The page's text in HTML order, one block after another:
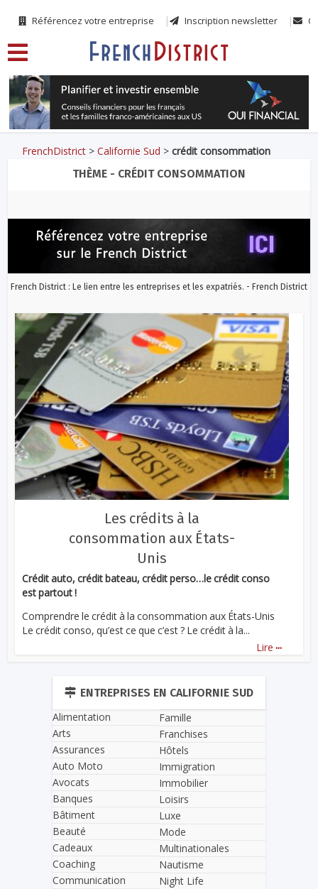
Référencez votre entreprise Inscription newsletter
FrenchDistrict >Californie Sud >crédit consommation
THÈME - CRÉDIT CONSOMMATION
French District : Le lien entre les entreprises et les expatriés. - French District
Les crédits à la
consommation aux États-
Unis
Crédit auto, crédit bateau, crédit perso…le crédit conso
est partout !
Comprendre le crédit à la consommation aux États-Unis
Le crédit conso, qu’est ce que c’est ? Le crédit à la...
Lire ...
ENTREPRISES EN CALIFORNIE SUD
Alimentation
Arts
Assurances
Auto Moto
Avocats
Banques
Bâtiment
Beauté
Cadeaux
Coaching
Communication
Famille
Franchises
Hôtels
Immigration
Immobilier
Loisirs
Luxe
Mode
Multinationales
Nautisme
Night Life